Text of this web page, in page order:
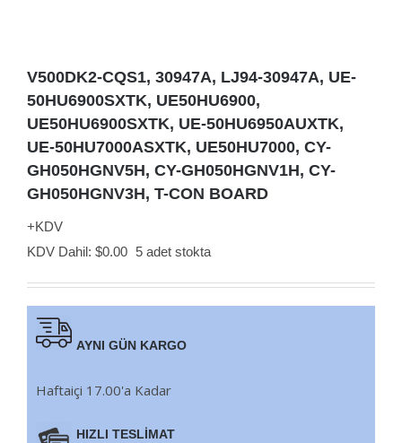
V500DK2-CQS1, 30947A, LJ94-30947A, UE-
50HU6900SXTK, UE50HU6900,
UE50HU6900SXTK, UE-50HU6950AUXTK,
UE-50HU7000ASXTK, UE50HU7000, CY-
GH050HGNV5H, CY-GH050HGNV1H, CY-
GH050HGNV3H, T-CON BOARD
+KDV
KDV Dahil: $0.00 5 adet stokta
AYNI GÜN KARGO
Haftaiçi 17.00'a Kadar
HIZLI TESLİMAT